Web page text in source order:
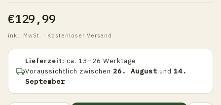
€129,99
inkl. MwSt. · Kostenloser Versand
Lieferzeit: ca. 13–26 Werktage
Voraussichtlich zwischen 26. August und 14.
September